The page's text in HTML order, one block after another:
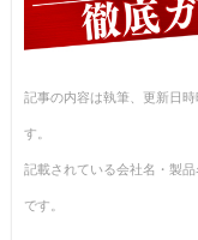
記事の内容は執筆、更新日
す。
記載されている会社名・製
です。